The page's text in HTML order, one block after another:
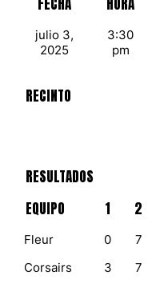
FECHA
HORA
julio 3,
2025
3:30
pm
RECINTO
RESULTADOS
EQUIPO
1 2
Fleur 0 7
Corsairs
3 7